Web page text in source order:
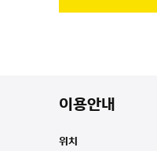
이용안내
위치